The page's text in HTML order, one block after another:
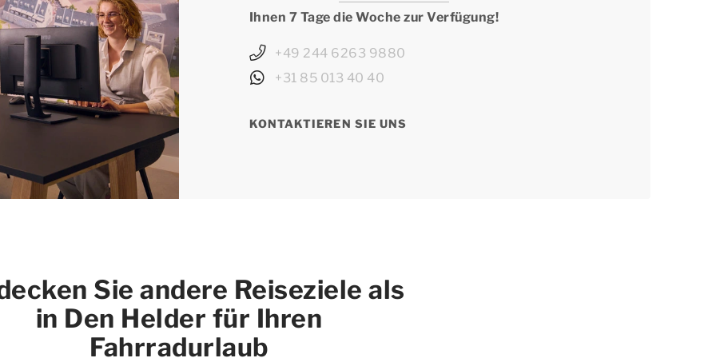
Ihnen 7 Tage die Woche zur Verfügung!
+49 244 6263 9880
+31 85 013 40 40
KONTAKTIEREN SIE UNS
Sie andere Reiseziele als
in Den Helder für Ihren
Fahrradurlaub